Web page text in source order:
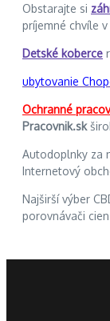
Obstarajte si
príjemné chvíle
Detské koberce
ubytovanie
Ochranné
Pracovnik.sk
Autodoplnky za
Internetový
Najširší výber
porovnávači